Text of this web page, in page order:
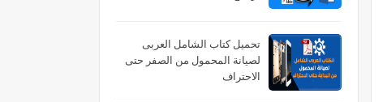
تحميل كتاب الشامل العربى
لصيانة المحمول من الصفر حتى
الاحتراف